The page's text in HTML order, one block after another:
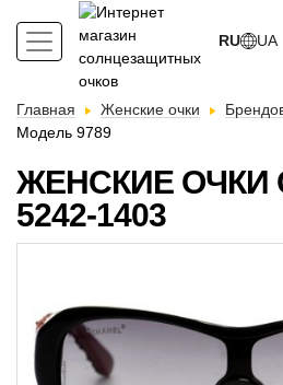
RU UA
Главная Женские очки
Модель 9789
ЖЕНСКИЕ ОЧКИ
5242-1403